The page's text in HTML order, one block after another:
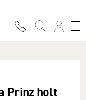
Prinz holt